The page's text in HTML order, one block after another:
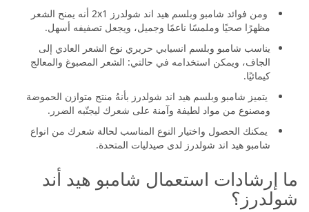
ومن فوائد شامبو وبلسم هيد اند شولدرز 2x1 أنه يمنح الشعر
مظهرًا صحيًا وملمسًا ناعمًا وجميل، ويجعل تصفيفه أسهل.
يناسب شامبو وبلسم انسيابي حريري نوع الشعر العادي إلى
الجاف، ويمكن استخدامه في حالتي: الشعر المصبوغ والمعالج
كيمائيًا.
يتميز شامبو وبلسم هيد اند شولدرز بأنهُ منتج متوازن الحموضة
ومصنوع من مواد لطيفة وآمنة على شعرك ليجنّبه الضرر.
يمكنك الحصول واختيار النوع المناسب لحالة شعرك من انواع
شامبو هيد اند شولدرز لدى صيدليات المتحدة.
ما إرشادات استعمال شامبو هيد أند
شولدرز؟